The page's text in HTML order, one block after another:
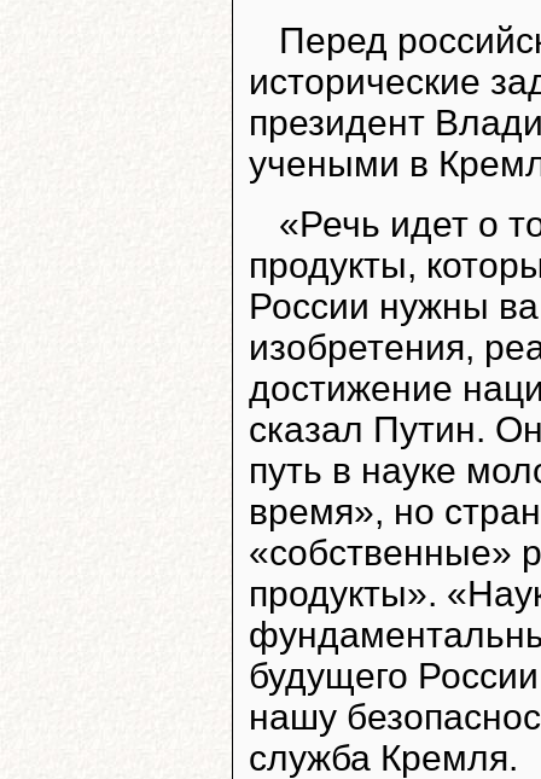
Перед
исторические
президент
учеными в
«Речь идет о
продукты,
России нужны
изобретения,
достижение
сказал Путин.
путь в науке
время», но
«собственные»
продукты».
будущего
нашу
служба Кремля.